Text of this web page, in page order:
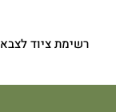
רשימת ציוד לצבא